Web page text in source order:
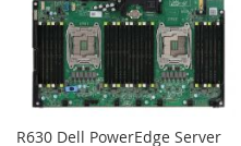
D’ENVIE
R630 Dell PowerEdge Server